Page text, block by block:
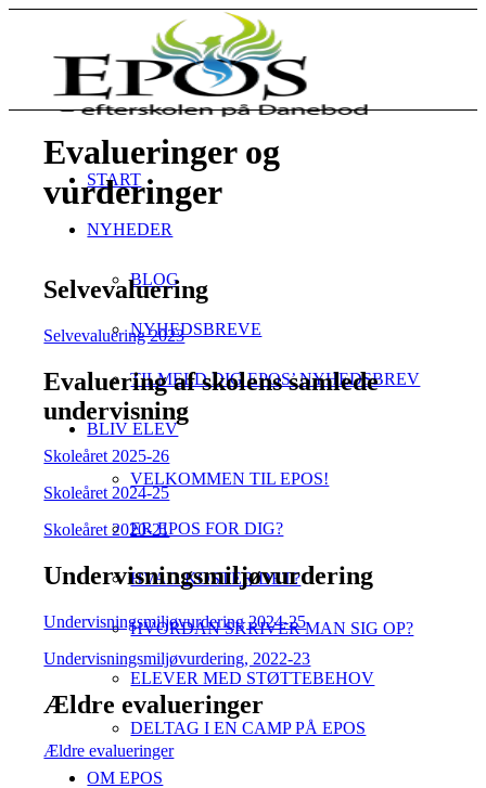
START
NYHEDER
BLOG
NYHEDSBREVE
TILMELD DIG EPOS’ NYHEDSBREV
BLIV ELEV
VELKOMMEN TIL EPOS!
ER EPOS FOR DIG?
HVAD KOSTER DET?
HVORDAN SKRIVER MAN SIG OP?
ELEVER MED STØTTEBEHOV
DELTAG I EN CAMP PÅ EPOS
OM EPOS
Evalueringer og
vurderinger
Selvevaluering
Selvevaluering 2023
Evaluering af skolens samlede
undervisning
Skoleåret 2025-26
Skoleåret 2024-25
Skoleåret 2020-21
Undervisningsmiljøvurdering
Undervisningsmiljøvurdering 2024-25
Undervisningsmiljøvurdering, 2022-23
Ældre evalueringer
Ældre evalueringer